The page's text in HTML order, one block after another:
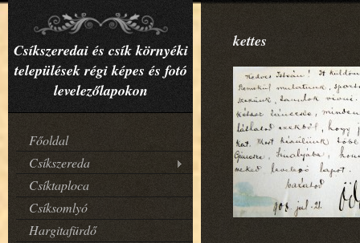
Csíkszeredai és csík környéki
települések régi képes és fotó
levelezőlapokon
Főoldal
Csíkszereda
Csíktaploca
Csíksomlyó
Hargitafürdő
kettes